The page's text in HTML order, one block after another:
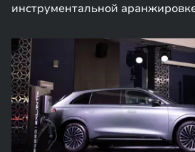
инструментальной